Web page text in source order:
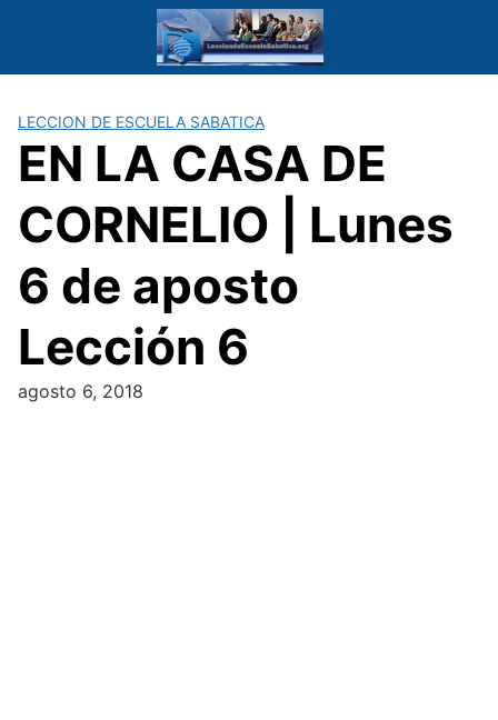
LECCION DE ESCUELA SABATICA
EN LA CASA DE
CORNELIO | Lunes
6 de aposto
Lección 6
agosto 6, 2018